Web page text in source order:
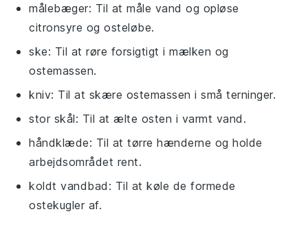
målebæger: Til at måle vand og opløse
citronsyre og osteløbe.
ske: Til at røre forsigtigt i mælken og
ostemassen.
kniv: Til at skære ostemassen i små terninger.
stor skål: Til at ælte osten i varmt vand.
håndklæde: Til at tørre hænderne og holde
arbejdsområdet rent.
koldt vandbad : Til at køle de formede
ostekugler af.